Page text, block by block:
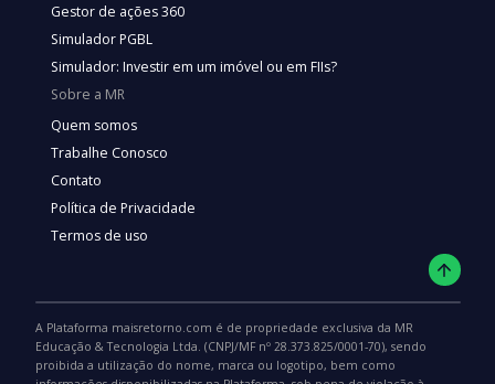
Gestor de ações 360
Simulador PGBL
Simulador: Investir em um imóvel ou em FIIs?
Sobre a MR
Quem somos
Trabalhe Conosco
Contato
Política de Privacidade
Termos de uso
A Plataforma maisretorno.com é de propriedade exclusiva da MR
Educação & Tecnologia Ltda. (CNPJ/MF nº 28.373.825/0001-70), sendo
proibida a utilização do nome, marca ou logotipo, bem como